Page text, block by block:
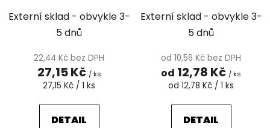
Externí sklad - obvykle 3-
5 dnů
22,44 Kč bez DPH
27,15 Kč / ks
Měrná
27,15 Kč / 1 ks
DETAIL
Externí sklad - obvykle 3-
5 dnů
od 10,56 Kč bez DPH
od 12,78 Kč / ks
Měrná
od 12,78 Kč / 1 ks
DETAIL